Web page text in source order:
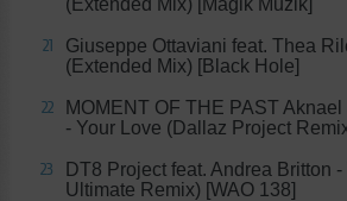
21
Giuseppe Ottaviani feat. Thea
(Extended Mix) [Black Hole]
22
MOMENT OF THE PAST
- Your Love (Dallaz Project
23
DT8 Project feat. Andrea Britton
Ultimate Remix) [WAO 138]